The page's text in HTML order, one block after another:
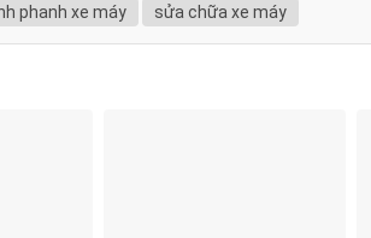
phanh xe máy sửa chữa xe máy